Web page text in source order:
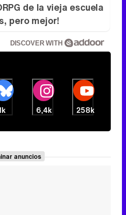
de la vieja escuela
pero mejor!
DISCOVER WITH
6,4k 258k
anuncios